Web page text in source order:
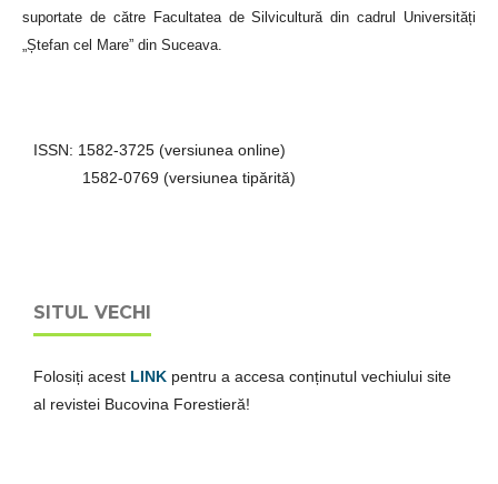
suportate de către Facultatea de Silvicultură din cadrul Universități
„Ștefan cel Mare” din Suceava.
ISSN: 1582-3725 (versiunea online)
1582-0769 (versiunea tipărită)
SITUL VECHI
Folosiți acest LINK pentru a accesa conținutul vechiului site
al revistei Bucovina Forestieră!